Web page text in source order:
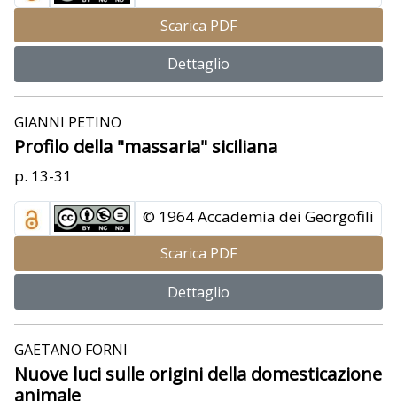
Scarica PDF
Dettaglio
GIANNI PETINO
Profilo della "massaria" siciliana
p. 13-31
© 1964 Accademia dei Georgofili
Scarica PDF
Dettaglio
GAETANO FORNI
Nuove luci sulle origini della domesticazione
animale